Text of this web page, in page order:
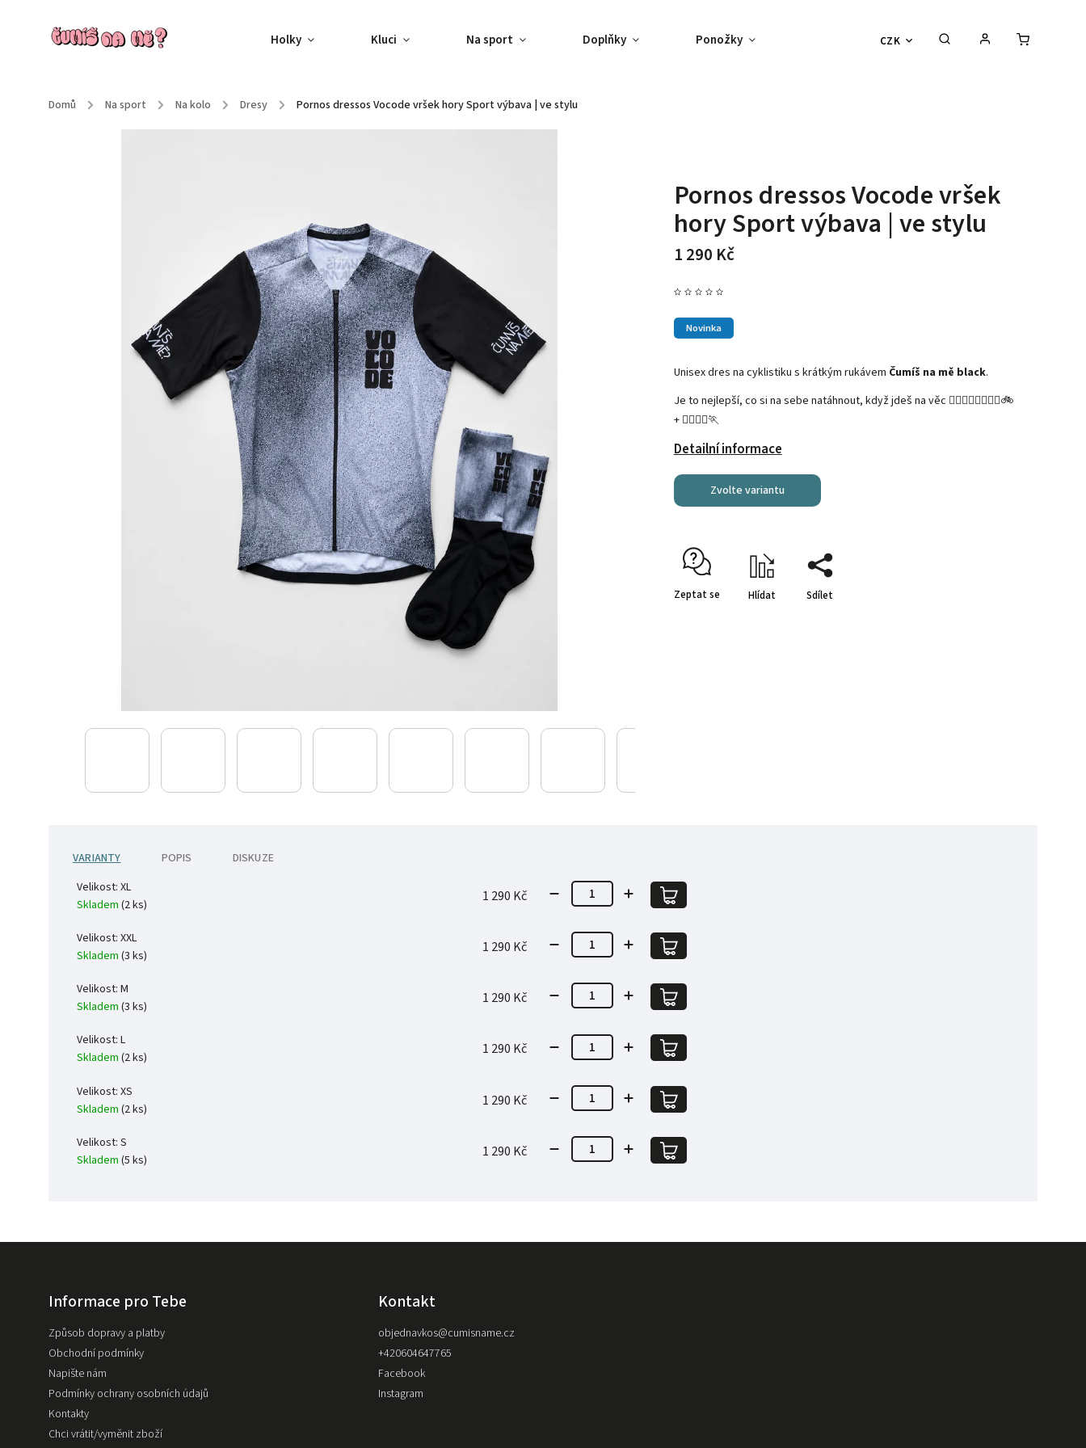
CZK
Holky Kluci Na sport Doplňky Ponožky Vouchery Sexy outlet
Domů / Na sport / Na kolo / Dresy / Pornos dressos Vocode vršek horySport výbava | ve stylu
Pornos dressos Vocode vršek
horySport výbava | ve stylu
1 290 Kč
Novinka
Unisex dres na cyklistiku s krátkým rukávem Čumíš na mě black.
Je to nejlepší, co si na sebe natáhnout, když jdeš na věc 🚴‍♀️🚴‍♂️🚵‍♀️🚵‍♂️🚲
+ 🏃‍♀️🏃‍♂️🏃
Detailní informace
Zvolte variantu
Zeptat se Hlídat Sdílet
VARIANTY POPIS
DISKUZE
Velikost: XL
Skladem (2 ks) 1 290 Kč
Velikost: XXL
Skladem (3 ks) 1 290 Kč
Velikost: M
Skladem (3 ks) 1 290 Kč
Velikost: L
Skladem (2 ks) 1 290 Kč
Velikost: XS
Skladem (2 ks) 1 290 Kč
Velikost: S
Skladem (5 ks) 1 290 Kč
Informace pro Tebe
Způsob dopravy a platby
Obchodní podmínky
Napište nám
Podmínky ochrany osobních údajů
Kontakty
Chci vrátit/vyměnit zboží
Kontakt
objednavkos@cumisname.cz
+420604647765
Facebook
Instagram